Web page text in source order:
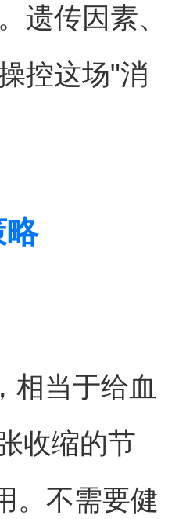
遗传因素、
控这场"消
略
相当于给血
收缩的节
。不需要健